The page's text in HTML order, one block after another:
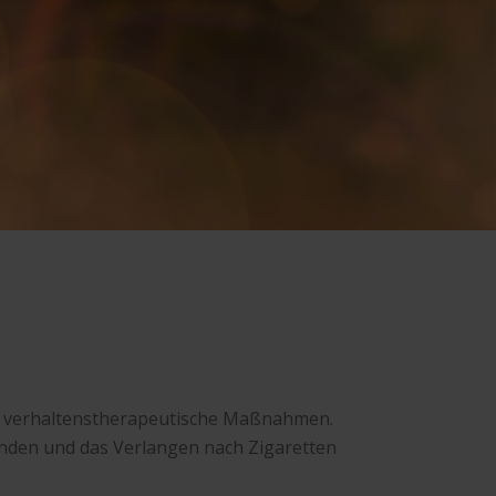
Maßnahmen.
und das Verlangen nach Zigaretten